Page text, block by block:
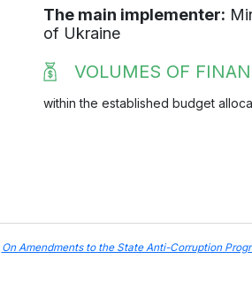
The main implementer:
of Ukraine
VOLUMES OF
within the established budget
On Amendments to the State Anti-Corruption